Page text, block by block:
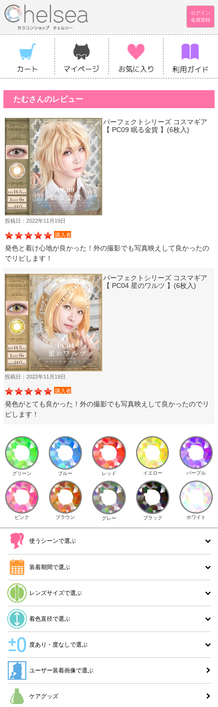
ログイン
会員登録
たむさんのレビュー
パーフェクトシリーズ コスマギア
【 PC09 眠る金貨 】(6枚入)
投稿日：2022年11月19日
購入者
発色と着け心地が良かった！外の撮影でも写真映えして良かったの
でリピします！
パーフェクトシリーズ コスマギア
【 PC04 星のワルツ 】(6枚入)
投稿日：2022年11月19日
購入者
発色がとても良かった！外の撮影でも写真映えして良かったのでリ
ピします！
グリーン ブルー レッド イエロー パープル
ピンク ブラウン グレー ブラック ホワイト
使うシーンで選ぶ
装着期間で選ぶ
レンズサイズで選ぶ
着色直径で選ぶ
度あり・度なしで選ぶ
ユーザー装着画像で選ぶ
ケアグッズ